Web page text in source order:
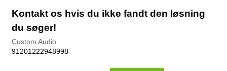
Kontakt os hvis du ikke fandt den løsning
du søger!
Custom Audio
91201222948998